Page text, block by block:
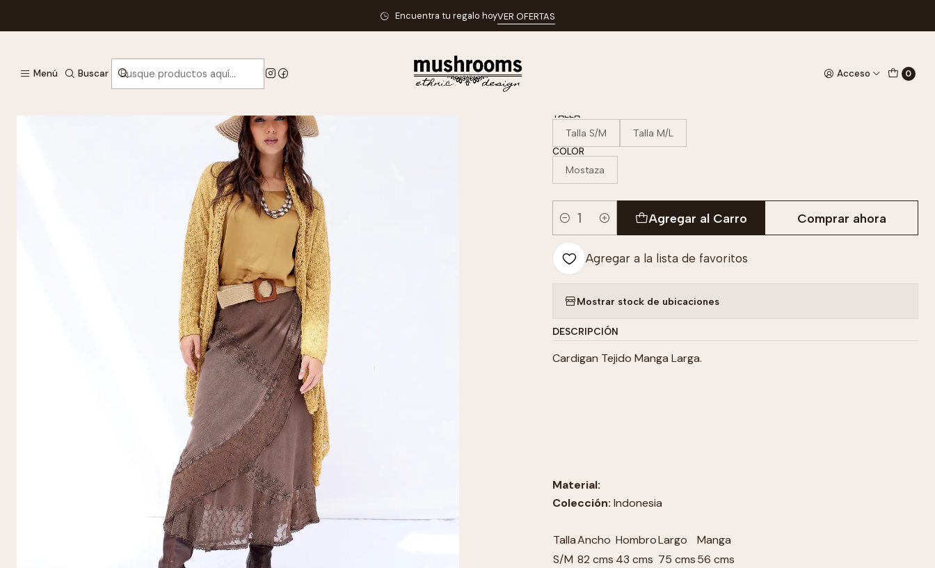
Menú Buscar Acceso 0
Encuentra tu regalo hoyVER OFERTAS
Cardigans y Sweaters Otoño Invierno Cardigan Tejido
TALLA
Talla S/M Talla M/L
COLOR
Mostaza
Cantidad
Agregar al Carro Comprar ahora
Agregar a la lista de favoritos
Mostrar stock de ubicaciones
DESCRIPCIÓN
Cardigan Tejido Manga Larga.
Material:
Colección: Indonesia
TallaAncho HombroLargo
Manga
S/M 82 cms 43 cms 75 cms56 cms